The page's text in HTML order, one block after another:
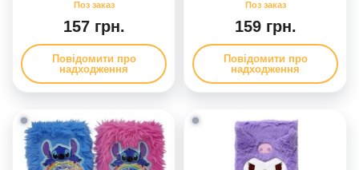
157 грн.
Повідомити про
надходження
159 грн.
Повідомити про
надходження